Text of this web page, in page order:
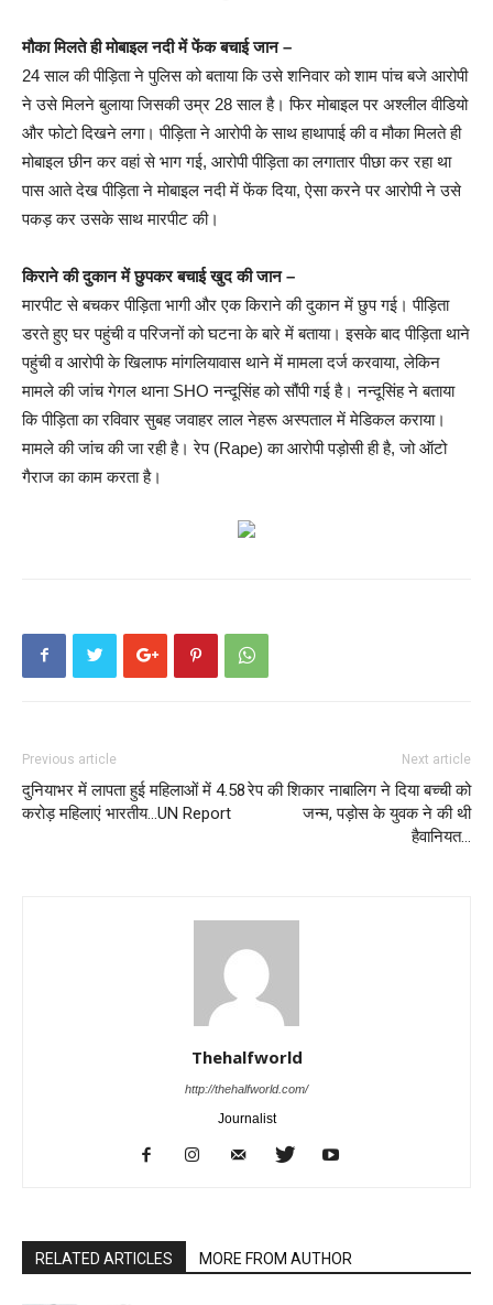
मौका मिलते ही मोबाइल नदी में फेंक बचाई जान –
24 साल की पीड़िता ने पुलिस को बताया कि उसे शनिवार को शाम पांच बजे आरोपी
ने उसे मिलने बुलाया जिसकी उम्र 28 साल है। फिर मोबाइल पर अश्लील वीडियो
और फोटो दिखने लगा। पीड़िता ने आरोपी के साथ हाथापाई की व मौका मिलते ही
मोबाइल छीन कर वहां से भाग गई, आरोपी पीड़िता का लगातार पीछा कर रहा था
पास आते देख पीड़िता ने मोबाइल नदी में फेंक दिया, ऐसा करने पर आरोपी ने उसे
पकड़ कर उसके साथ मारपीट की।
किराने की दुकान में छुपकर बचाई खुद की जान –
मारपीट से बचकर पीड़िता भागी और एक किराने की दुकान में छुप गई। पीड़िता
डरते हुए घर पहुंची व परिजनों को घटना के बारे में बताया। इसके बाद पीड़िता थाने
पहुंची व आरोपी के खिलाफ मांगलियावास थाने में मामला दर्ज करवाया, लेकिन
मामले की जांच गेगल थाना SHO नन्दूसिंह को सौंपी गई है। नन्दूसिंह ने बताया
कि पीड़िता का रविवार सुबह जवाहर लाल नेहरू अस्पताल में मेडिकल कराया।
मामले की जांच की जा रही है। रेप (Rape) का आरोपी पड़ोसी ही है, जो ऑटो
गैराज का काम करता है।
Previous article
दुनियाभर में लापता हुई महिलाओं में 4.58
करोड़ महिलाएं भारतीय…UN Report
Next article
रेप की शिकार नाबालिग ने दिया बच्ची को
जन्म, पड़ोस के युवक ने की थी
हैवानियत…
Thehalfworld
http://thehalfworld.com/
Journalist
RELATED ARTICLES MORE FROM AUTHOR